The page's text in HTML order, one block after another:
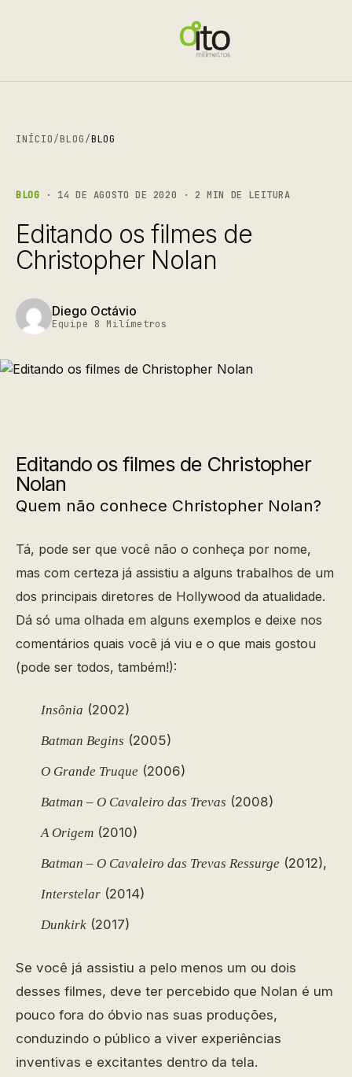
INÍCIO/BLOG/BLOG
BLOG · 14 DE AGOSTO DE 2020 · 2 MIN DE LEITURA
Editando os filmes de
Christopher Nolan
Diego Octávio
Equipe 8 Milímetros
Editando os filmes de Christopher
Nolan
Quem não conhece Christopher Nolan?
Tá, pode ser que você não o conheça por nome,
mas com certeza já assistiu a alguns trabalhos de um
dos principais diretores de Hollywood da atualidade.
Dá só uma olhada em alguns exemplos e deixe nos
comentários quais você já viu e o que mais gostou
(pode ser todos, também!):
Insônia (2002)
Batman Begins (2005)
O Grande Truque (2006)
Batman – O Cavaleiro das Trevas (2008)
A Origem (2010)
Batman – O Cavaleiro das Trevas Ressurge (2012),
Interstelar (2014)
Dunkirk (2017)
Se você já assistiu a pelo menos um ou dois
desses filmes, deve ter percebido que Nolan é um
pouco fora do óbvio nas suas produções,
conduzindo o público a viver experiências
inventivas e excitantes dentro da tela.